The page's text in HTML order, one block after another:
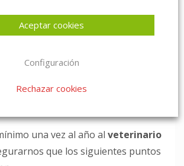
Veterinarias aconsejamos el
de papel prensado y de
son naturales y podrían ser
una vez al año al veterinario
que los siguientes puntos
Configuración
Aceptar cookies
Rechazar cookies